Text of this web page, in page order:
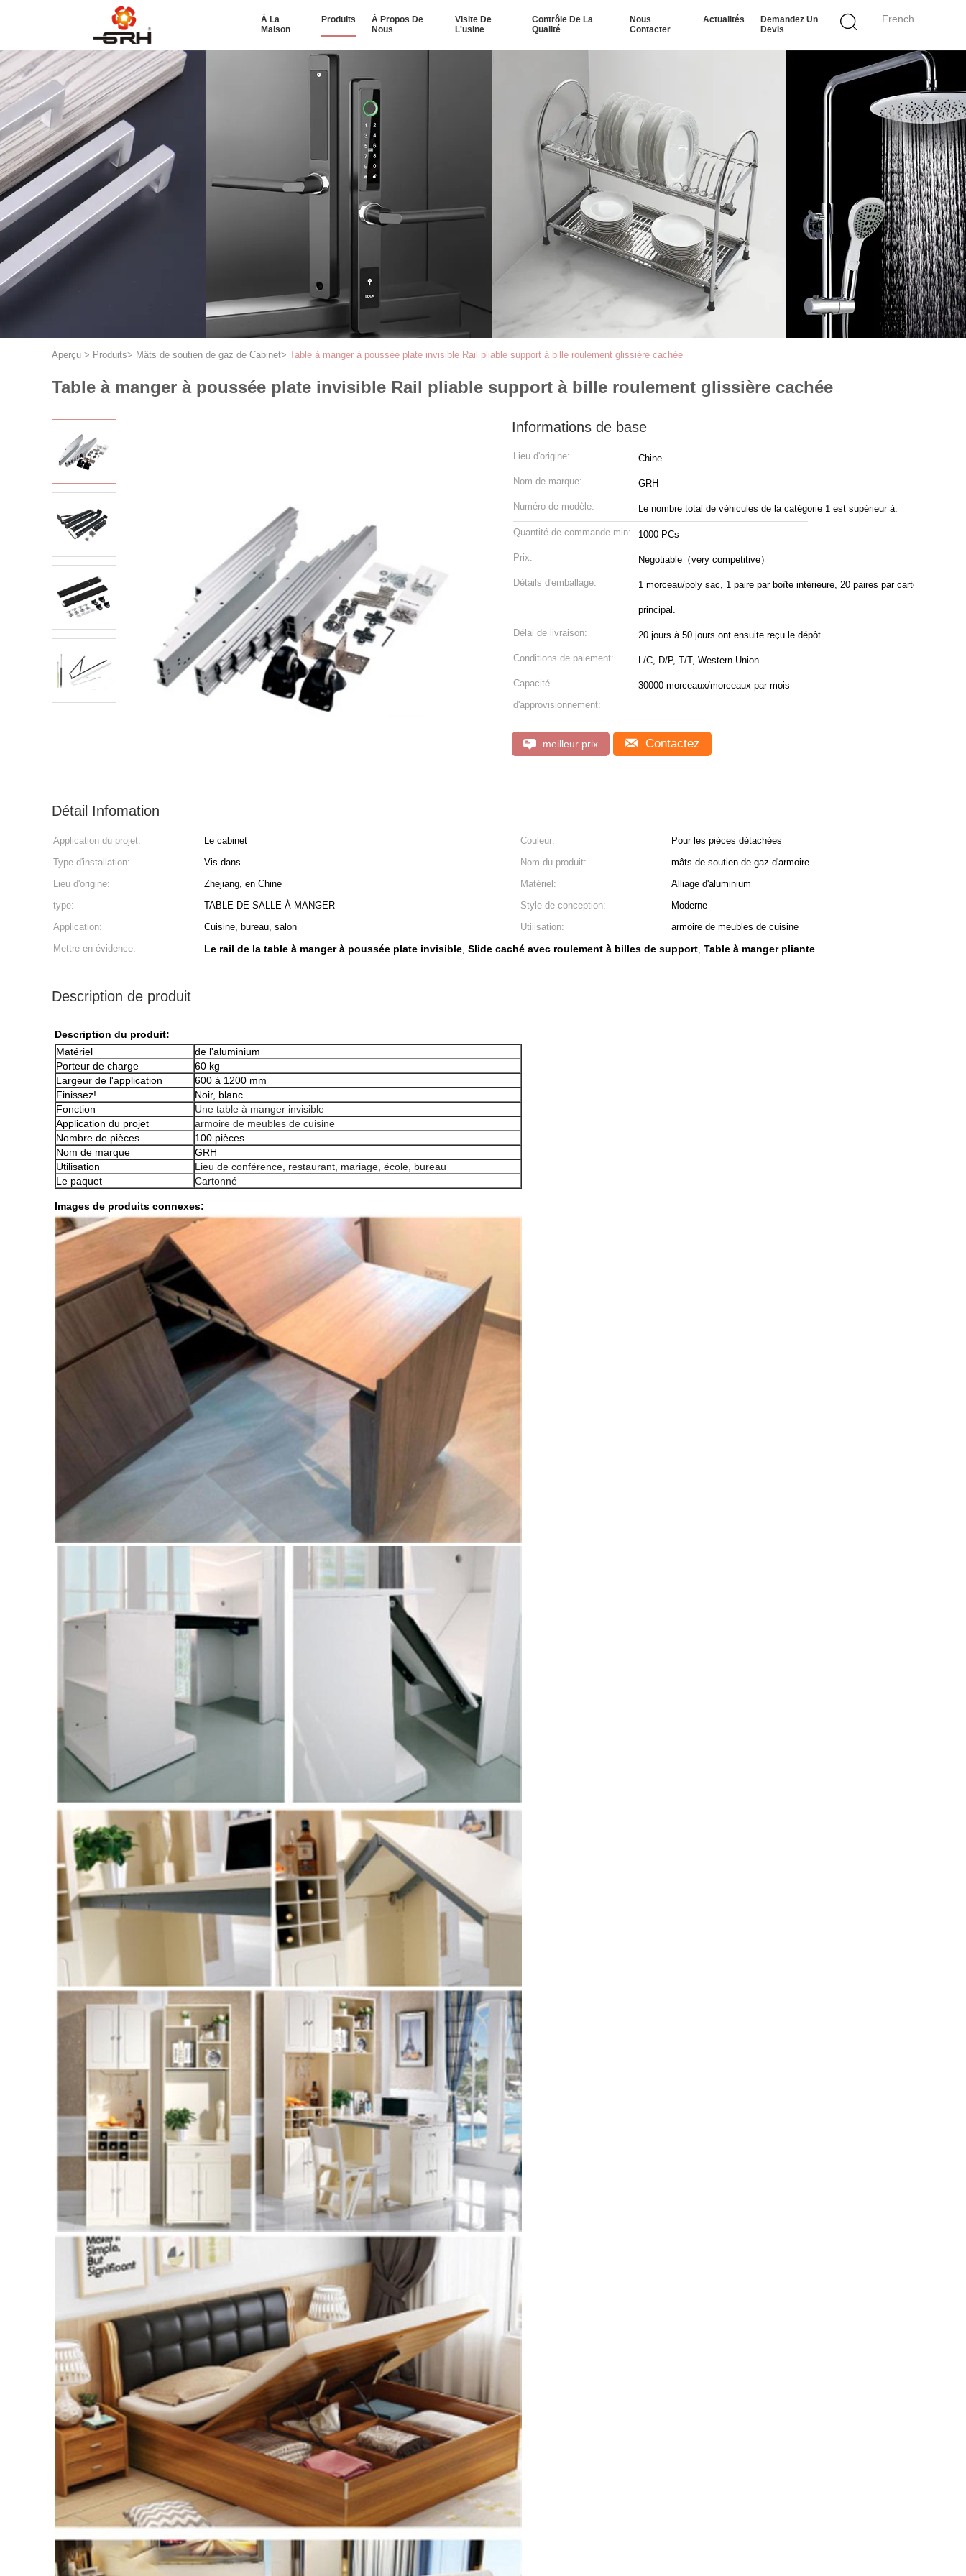
French
À La
Maison
Produits
À Propos De
Nous
Visite De
L'usine
Contrôle De La
Qualité
Nous
Contacter
Actualités
Demandez Un
Devis
Aperçu > Produits> Mâts de soutien de gaz de Cabinet> Table à manger à poussée plate invisible Rail pliable support à bille roulement glissière cachée
Table à manger à poussée plate invisible Rail pliable support à bille roulement glissière cachée
Informations de base
Lieu d'origine: Chine
Nom de marque: GRH
Numéro de modèle: Le nombre total de véhicules de la catégorie 1 est supérieur à:
Quantité de commande min: 1000 PCs
Prix: Negotiable（very competitive）
Détails d'emballage: 1 morceau/poly sac, 1 paire par boîte intérieure, 20 paires par carton
principal.
Délai de livraison: 20 jours à 50 jours ont ensuite reçu le dépôt.
Conditions de paiement: L/C, D/P, T/T, Western Union
Capacité
d'approvisionnement:
30000 morceaux/morceaux par mois
meilleur prix Contactez
Détail Infomation
Application du projet: Le cabinet Couleur:
Pour les pièces détachées
Type d'installation:
Vis-dans Nom du produit:
mâts de soutien de gaz d'armoire
Lieu d'origine:
Zhejiang, en Chine Matériel:
Alliage d'aluminium
type:
TABLE DE SALLE À MANGER Style de conception:
Moderne
Application:
Cuisine, bureau, salon Utilisation:
armoire de meubles de cuisine
Mettre en évidence:
Le rail de la table à manger à poussée plate invisible, Slide caché avec roulement à billes de support, Table à manger pliante
Description de produit
Description du produit:
Matériel
de l'aluminium
Porteur de charge
60 kg
Largeur de l'application
600 à 1200 mm
Finissez!
Noir, blanc
Fonction
Une table à manger invisible
Application du projet
armoire de meubles de cuisine
Nombre de pièces
100 pièces
Nom de marque
GRH
Utilisation
Lieu de conférence, restaurant, mariage, école, bureau
Le paquet
Cartonné
Images de produits connexes: